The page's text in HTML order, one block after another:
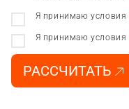
Я принимаю условия
Я принимаю условия
РАССЧИТАТЬ